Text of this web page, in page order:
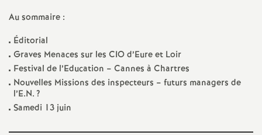
o
n
Au sommaire :
Éditorial
Graves Menaces sur les CIO d’Eure et Loir
Festival de l’Education – Cannes à Chartres
Nouvelles Missions des inspecteurs – futurs managers de
l’E.N.?
Samedi 13 juin